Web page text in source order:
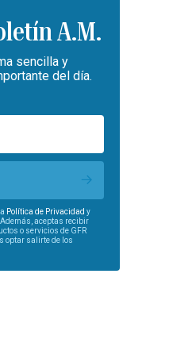
A.M.
sencilla y
del día.
Política de Privacidad y
aceptas recibir
o servicios de GFR
optar salirte de los